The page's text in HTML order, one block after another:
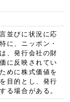
並びに状況に応
に、ニッポン・
、発行会社の財
に反映されてい
めに株式価値を
目的とし、発行
る場合がある。